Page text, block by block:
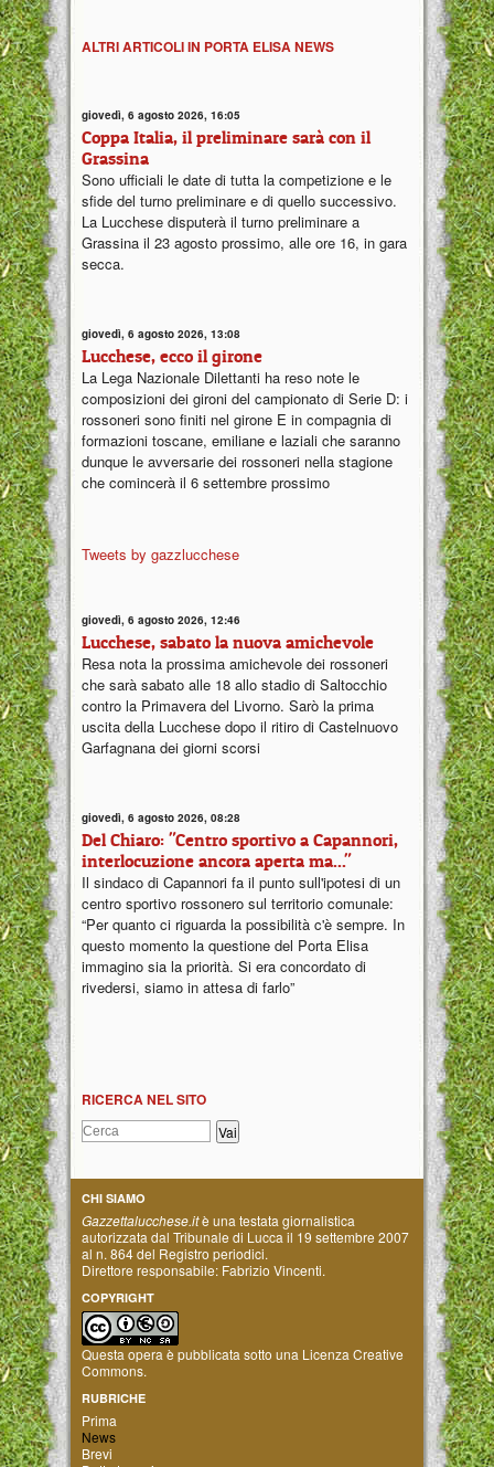
ALTRI ARTICOLI IN PORTA ELISA NEWS
giovedì, 6 agosto 2026, 16:05
Coppa Italia, il preliminare sarà con il
Grassina
Sono ufficiali le date di tutta la competizione e le
sfide del turno preliminare e di quello successivo.
La Lucchese disputerà il turno preliminare a
Grassina il 23 agosto prossimo, alle ore 16, in gara
secca.
giovedì, 6 agosto 2026, 13:08
Lucchese, ecco il girone
La Lega Nazionale Dilettanti ha reso note le
composizioni dei gironi del campionato di Serie D: i
rossoneri sono finiti nel girone E in compagnia di
formazioni toscane, emiliane e laziali che saranno
dunque le avversarie dei rossoneri nella stagione
che comincerà il 6 settembre prossimo
Tweets by gazzlucchese
giovedì, 6 agosto 2026, 12:46
Lucchese, sabato la nuova amichevole
Resa nota la prossima amichevole dei rossoneri
che sarà sabato alle 18 allo stadio di Saltocchio
contro la Primavera del Livorno. Sarò la prima
uscita della Lucchese dopo il ritiro di Castelnuovo
Garfagnana dei giorni scorsi
giovedì, 6 agosto 2026, 08:28
Del Chiaro: "Centro sportivo a Capannori,
interlocuzione ancora aperta ma..."
Il sindaco di Capannori fa il punto sull'ipotesi di un
centro sportivo rossonero sul territorio comunale:
“Per quanto ci riguarda la possibilità c'è sempre. In
questo momento la questione del Porta Elisa
immagino sia la priorità. Si era concordato di
rivedersi, siamo in attesa di farlo”
RICERCA NEL SITO
CHI SIAMO
Gazzettalucchese.itè una testata giornalistica
autorizzata dal Tribunale di Lucca il 19 settembre 2007
al n. 864 del Registro periodici.
Direttore responsabile: Fabrizio Vincenti.
COPYRIGHT
Questa opera è pubblicata sotto una Licenza Creative
Commons.
RUBRICHE
Prima
News
Brevi